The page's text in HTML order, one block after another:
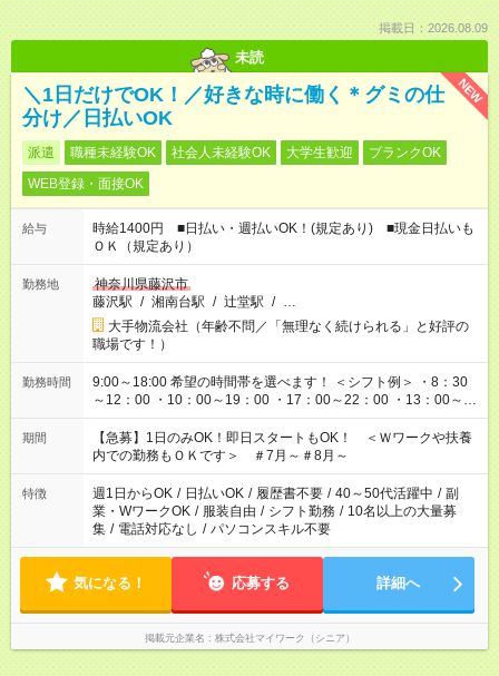
掲載日：2026.08.09
未読
NEW
＼1日だけでOK！／好きな時に働く＊グミの仕
分け／日払いOK
派遣 職種未経験OK 社会人未経験OK 大学生歓迎
ブランクOK
WEB登録・面接OK
給与
時給1400円 ■日払い・週払いOK！(規定あり) ■現金日払いも
ＯＫ（規定あり）
勤務地
神奈川県藤沢市
藤沢駅 / 湘南台駅 / 辻堂駅 / …
大手物流会社（年齢不問／「無理なく続けられる」と好評の
職場です！）
勤務時間
9:00～18:00 希望の時間帯を選べます！ ＜シフト例＞ ・8：30
～12：00 ・10：00～19：00 ・17：00～22：00 ・13：00～
22：00 ・22：00～翌6：00 など
期間
【急募】1日のみOK！即日スタートもOK！ ＜Ｗワークや扶養
内での勤務もＯＫです＞ ＃7月～＃8月～
特徴 週1日からOK / 日払いOK / 履歴書不要 / 40～50代活躍中 / 副
業・WワークOK / 服装自由 / シフト勤務 / 10名以上の大量募
集 / 電話対応なし / パソコンスキル不要
気になる！ 応募する 詳細へ
掲載元企業名 株式会社マイワーク（シニア）